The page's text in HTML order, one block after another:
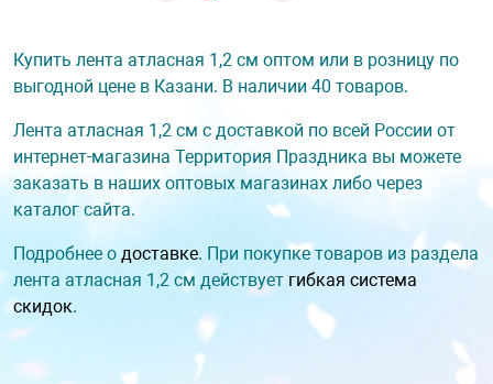
Купить лента атласная 1,2 см оптом или в розницу по
выгодной цене в Казани. В наличии 40 товаров.
Лента атласная 1,2 см с доставкой по всей России от
интернет-магазина Территория Праздника вы можете
заказать в наших оптовых магазинах либо через
каталог сайта.
Подробнее о доставке. При покупке товаров из раздела
лента атласная 1,2 см действует гибкая система
скидок.